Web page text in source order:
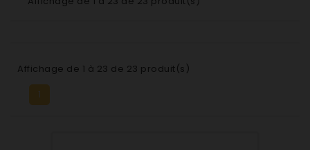
Affichage de 1 à 23 de 23 produit(s)
1